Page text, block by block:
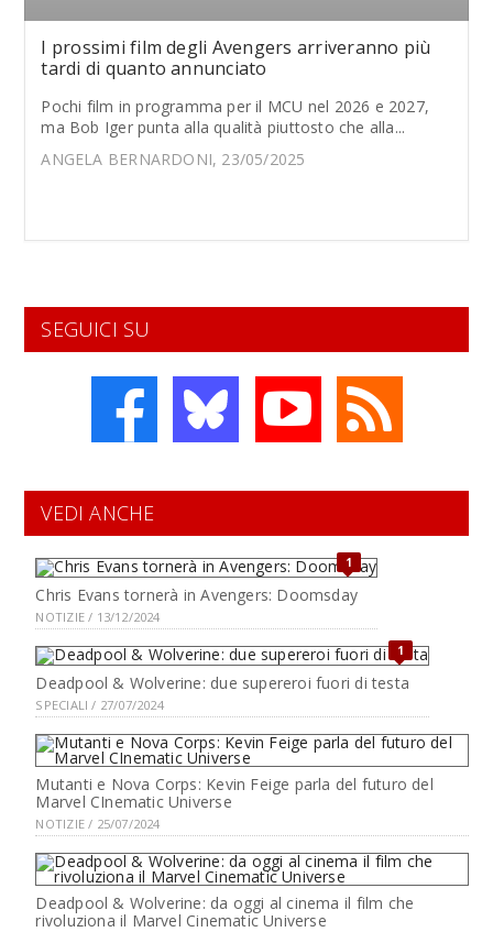
I prossimi film degli Avengers arriveranno più
tardi di quanto annunciato
Pochi film in programma per il MCU nel 2026 e 2027,
ma Bob Iger punta alla qualità piuttosto che alla...
ANGELA BERNARDONI, 23/05/2025
SEGUICI SU
VEDI ANCHE
1
Chris Evans tornerà in Avengers: Doomsday
NOTIZIE / 13/12/2024
1
Deadpool & Wolverine: due supereroi fuori di testa
SPECIALI / 27/07/2024
Mutanti e Nova Corps: Kevin Feige parla del futuro del
Marvel CInematic Universe
NOTIZIE / 25/07/2024
Deadpool & Wolverine: da oggi al cinema il film che
rivoluziona il Marvel Cinematic Universe